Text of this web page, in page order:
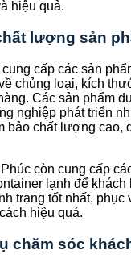
hiệu quả.
lượng sản
cấp các sản
chủng loại, kích
Các sản phẩm
nghiệp phát triển
bảo chất lượng cao,
còn cung cấp
lạnh để khách
trạng tốt nhất, phục
hiệu quả.
chăm sóc